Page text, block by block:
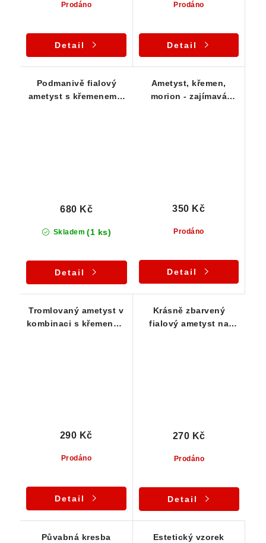
Prodáno
Detail
Prodáno
Detail
Podmanivě fialový
ametyst s křemenem a
Skladem (1 ks)
680 Kč
Detail
Ametyst, křemen,
morion - zajímavá
Prodáno
350 Kč
Detail
Tromlovaný ametyst v
kombinaci s křemenem
Prodáno
290 Kč
Detail
Krásně zbarvený
fialový ametyst na
Prodáno
270 Kč
Detail
Půvabná kresba
Estetický vzorek